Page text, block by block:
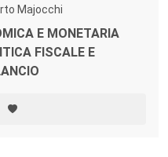
Majocchi
E MONETARIA
FISCALE E